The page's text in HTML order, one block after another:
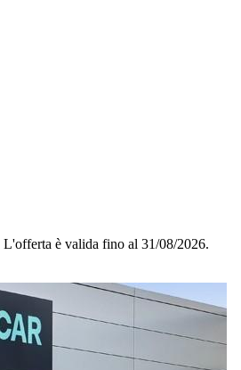
L'offerta è valida fino al 31/08/2026.